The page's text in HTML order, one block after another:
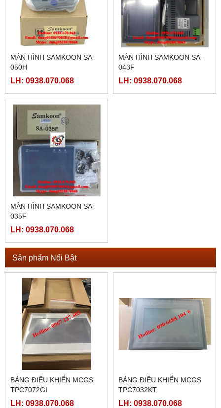
MÀN HÌNH SAMKOON SA-
050H
LH: 0938.070.068
MÀN HÌNH SAMKOON SA-
043F
LH: 0938.070.068
MÀN HÌNH SAMKOON SA-
035F
LH: 0938.070.068
Sản phẩm Nổi Bật
BẢNG ĐIỀU KHIỂN MCGS
TPC7072GI
LH: 0938.070.068
BẢNG ĐIỀU KHIỂN MCGS
TPC7032KT
LH: 0938.070.068